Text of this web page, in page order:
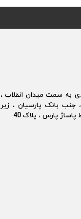
به سمت میدان انقلاب ،
جنب بانک پارسیان ، زیر
پارس ، پلاک 40